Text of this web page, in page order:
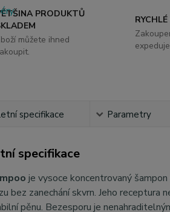
PRODUKTŮ
můžete ihned
specifikace Parametry
specifikace
je vysoce koncentrovaný
bez zanechání skvrn. Jeho
pěnu. Bezesporu je